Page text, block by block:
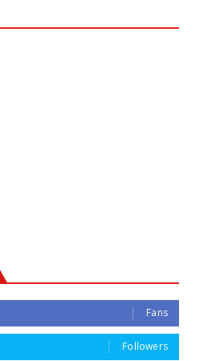
Fans
Followers